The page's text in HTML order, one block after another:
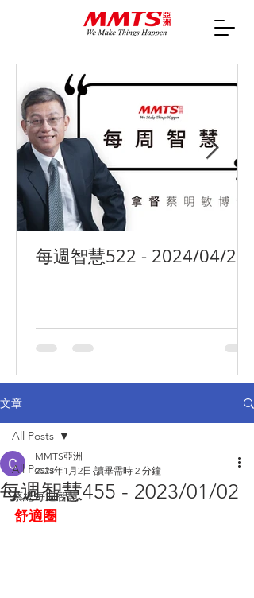
每週智慧522 - 2024/04/29
文章
All Posts
蔡總每週智慧
All Posts
每週智慧455 - 2023/01/02
MMTS亞洲
2023年1月2日 讀畢需時 2 分鐘
舒適圈